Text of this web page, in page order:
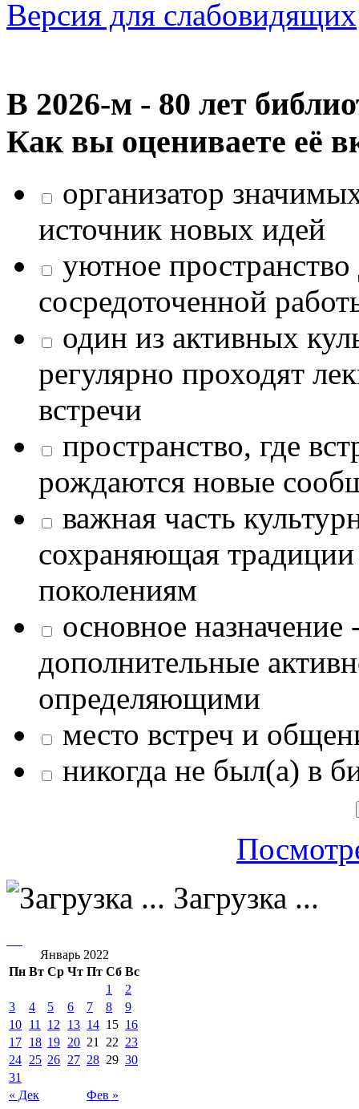
Версия для слабовидящих
В 2026‑м - 80 лет
Как вы оцениваете её
организатор
источник новых идей
уютное
сосредоточенной
один из активных
регулярно проходят
встречи
пространство, где
рождаются новые
важная часть
сохраняющая
поколениям
основное назначение
дополнительные
определяющими
место встреч и
никогда не был(а) в
Загрузка ...
Январь 2022
Пн Вт Ср Чт Пт Сб Вс
« Дек Фев »
1
2
3
4 5 6 7 8
9
10 11 12 13 14 15 16
17 18 19 20 21 22 23
24 25 26 27 28 29 30
31